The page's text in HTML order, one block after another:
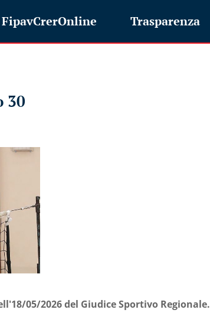
FipavCrerOnline Trasparenza
30
05/2026 del Giudice Sportivo Regionale.